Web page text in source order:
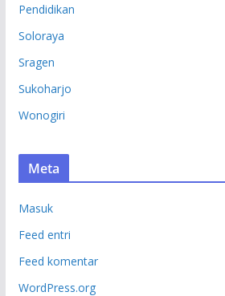
Pendidikan
Soloraya
Sragen
Sukoharjo
Wonogiri
Meta
Masuk
Feed entri
Feed komentar
WordPress.org